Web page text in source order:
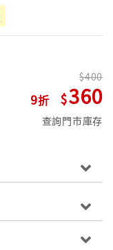
9
400
360
查詢門市庫存